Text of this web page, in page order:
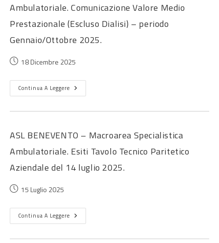
Ambulatoriale. Comunicazione Valore Medio
Prestazionale (Escluso Dialisi) – periodo
Gennaio/Ottobre 2025.
18 Dicembre 2025
Continua A Leggere
ASL BENEVENTO – Macroarea Specialistica
Ambulatoriale. Esiti Tavolo Tecnico Paritetico
Aziendale del 14 luglio 2025.
15 Luglio 2025
Continua A Leggere